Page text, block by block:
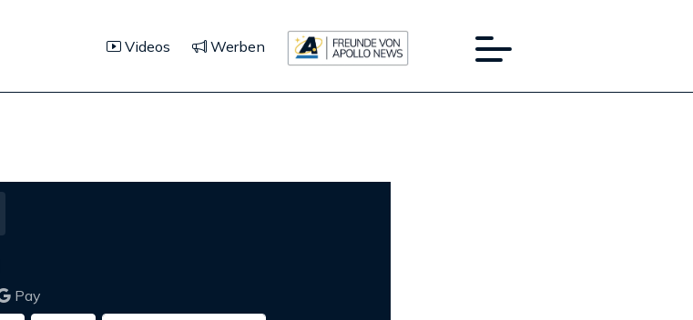
Videos Werben
Pay